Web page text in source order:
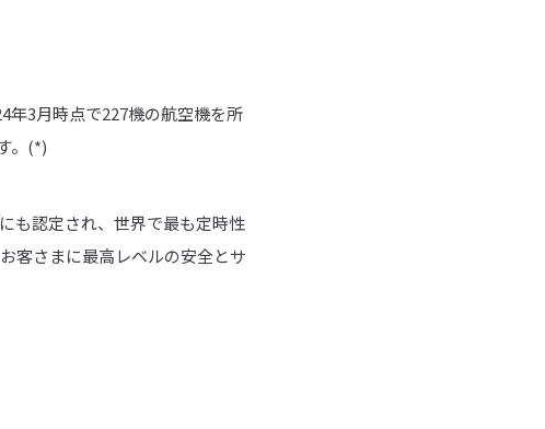
年3月時点で227機の航空機を所
。(*)
も認定され、世界で最も定時性
客さまに最高レベルの安全とサ